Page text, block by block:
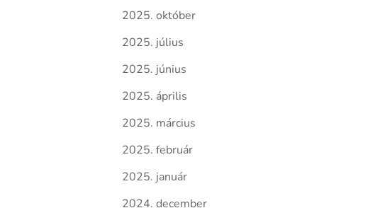
2025. október
2025. július
2025. június
2025. április
2025. március
2025. február
2025. január
2024. december